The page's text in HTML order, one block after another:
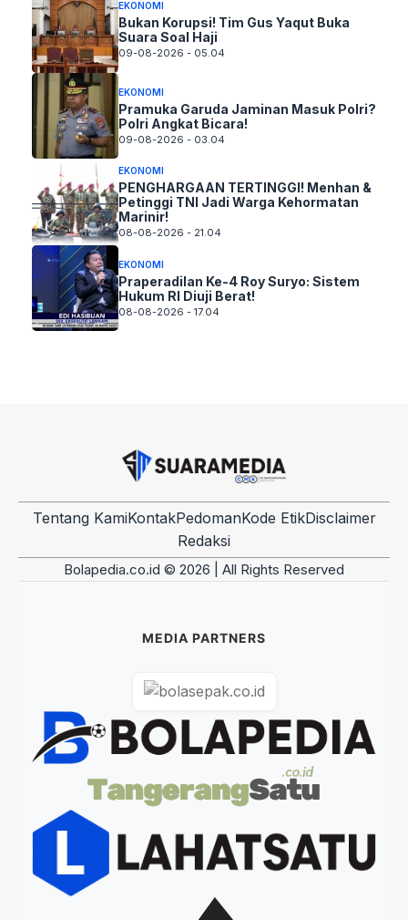
EKONOMI
Bukan Korupsi! Tim Gus Yaqut Buka
Suara Soal Haji
09-08-2026 - 05.04
EKONOMI
Pramuka Garuda Jaminan Masuk Polri?
Polri Angkat Bicara!
09-08-2026 - 03.04
EKONOMI
PENGHARGAAN TERTINGGI! Menhan &
Petinggi TNI Jadi Warga Kehormatan
Marinir!
08-08-2026 - 21.04
EKONOMI
Praperadilan Ke-4 Roy Suryo: Sistem
Hukum RI Diuji Berat!
08-08-2026 - 17.04
Tentang KamiKontakPedomanKode EtikDisclaimer
Redaksi
Bolapedia.co.id © 2026 | All Rights Reserved
MEDIA PARTNERS